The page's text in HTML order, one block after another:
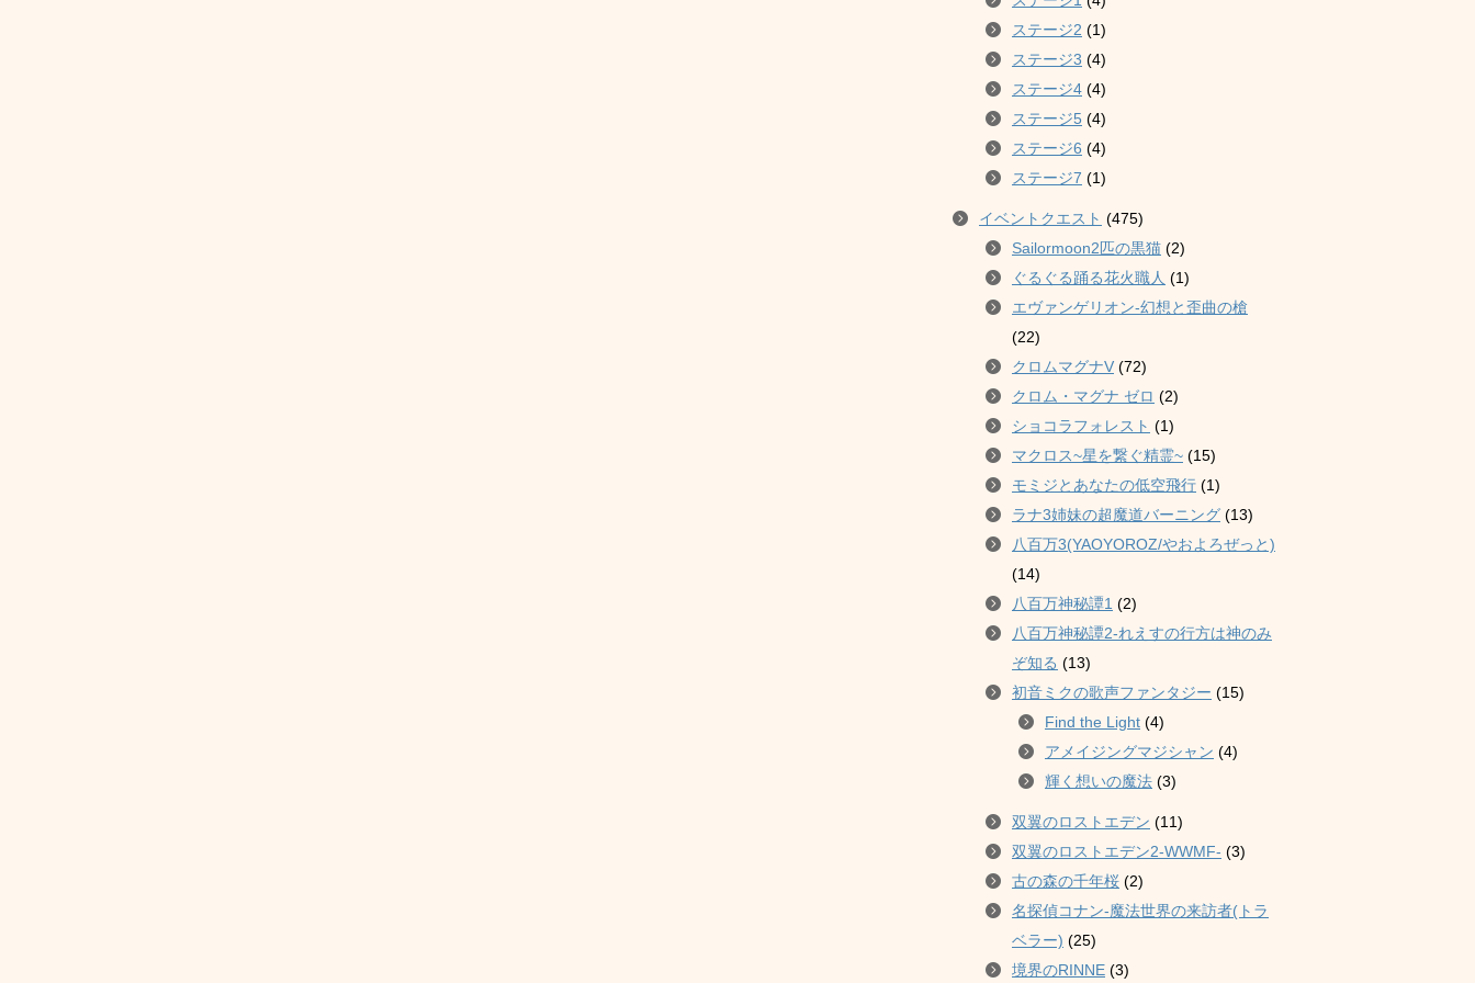
ステージ2 (1)
ステージ3 (4)
ステージ4 (4)
ステージ5 (4)
ステージ6 (4)
ステージ7 (1)
イベントクエスト (475)
Sailormoon2匹の黒猫 (2)
ぐるぐる踊る花火職人 (1)
エヴァンゲリオン-幻想と歪曲の槍
(22)
クロムマグナV (72)
クロム・マグナ ゼロ (2)
ショコラフォレスト (1)
マクロス~星を繋ぐ精霊~ (15)
モミジとあなたの低空飛行 (1)
ラナ3姉妹の超魔道バーニング (13)
八百万3(YAOYOROZ/やおよろぜっと)
(14)
八百万神秘譚1 (2)
八百万神秘譚2-れえすの行方は神のみ
ぞ知る (13)
初音ミクの歌声ファンタジー (15)
Find the Light (4)
アメイジングマジシャン (4)
輝く想いの魔法 (3)
双翼のロストエデン (11)
双翼のロストエデン2-WWMF- (3)
古の森の千年桜 (2)
名探偵コナン-魔法世界の来訪者(トラ
ベラー) (25)
境界のRINNE (3)